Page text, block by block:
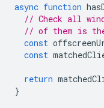
async function
// Check all
// of them is the
const
const
return
}